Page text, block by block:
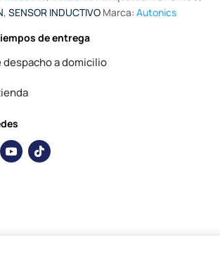
, SENSOR INDUCTIVO Marca: Autonics
de entrega
despacho a domicilio